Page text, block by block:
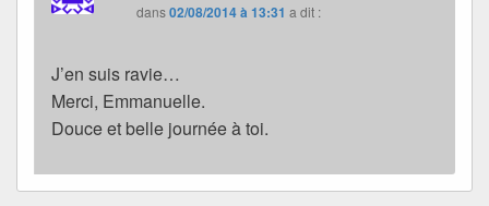
dans02/08/2014 à 13:31 a dit :
J’en suis ravie…
Merci, Emmanuelle.
Douce et belle journée à toi.